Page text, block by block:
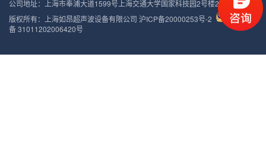
公司地址：上海市奉浦大道1599号上海交通大学国家科技园2号楼2F
版权所有：上海如昂超声波设备有限公司 沪ICP备20000253号-2
沪公网安
备 31011202006420号